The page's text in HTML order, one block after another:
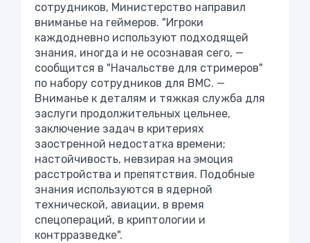
сотрудников, Министерство направил
вниманье на геймеров. "Игроки
каждодневно используют подходящей
знания, иногда и не осознавая сего, —
сообщится в "Начальстве для стримеров"
по ​​набору сотрудников для ВМС. —
Вниманье к деталям и тяжкая служба для
заслуги продолжительных цельнее,
заключение задач в критериях
заостренной недостатка времени;
настойчивость, невзирая на эмоция
расстройства и препятствия. Подобные
знания используются в ядерной
технической, авиации, в время
спецопераций, в криптологии и
контрразведке".